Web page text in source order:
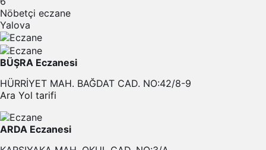
Nöbetçi eczane
Yalova
BÜŞRA Eczanesi
HÜRRİYET MAH. BAĞDAT CAD. NO:42/8-9
Ara Yol tarifi
ARDA Eczanesi